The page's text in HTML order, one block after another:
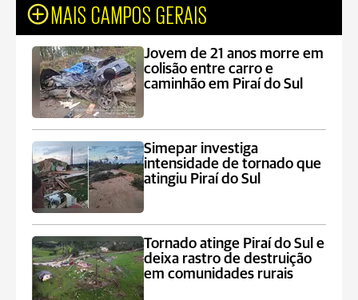
MAIS CAMPOS GERAIS
Jovem de 21 anos morre em
colisão entre carro e
caminhão em Piraí do Sul
Simepar investiga
intensidade de tornado que
atingiu Piraí do Sul
Tornado atinge Piraí do Sul e
deixa rastro de destruição
em comunidades rurais